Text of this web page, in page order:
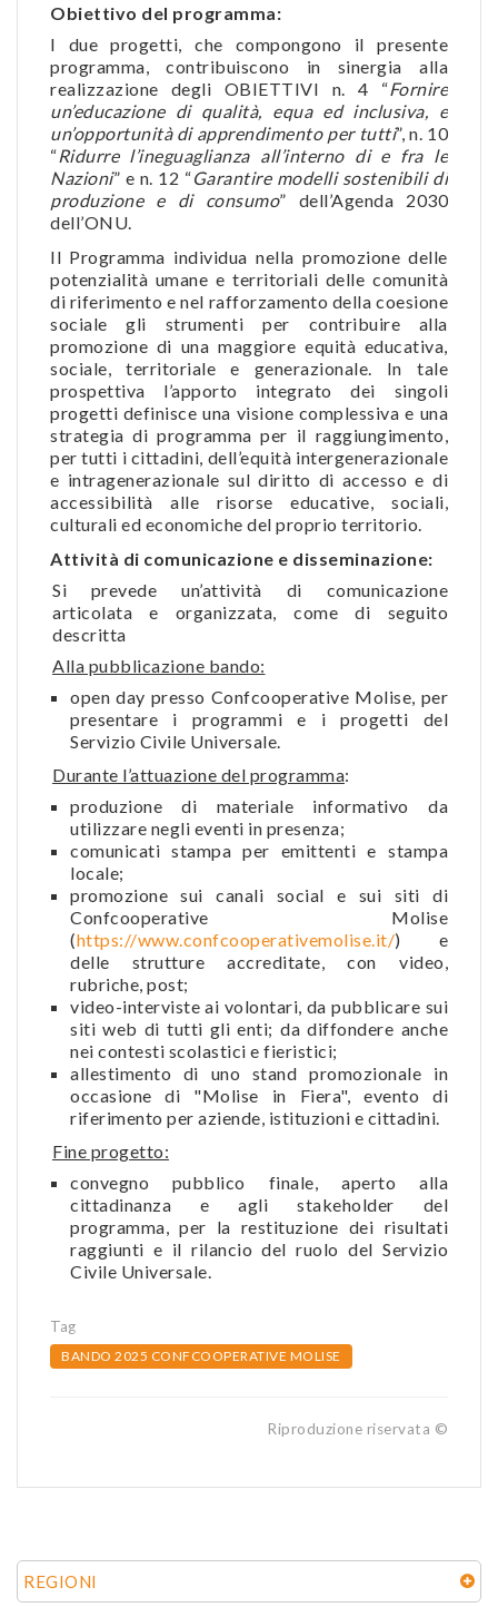
Obiettivo del programma:
I due progetti, che compongono il presente
programma, contribuiscono in sinergia alla
realizzazione degli OBIETTIVI n. 4 “Fornire
un’educazione di qualità, equa ed inclusiva, e
un’opportunità di apprendimento per tutti”, n. 10
“Ridurre l’ineguaglianza all’interno di e fra le
Nazioni” e n. 12 “Garantire modelli sostenibili di
produzione e di consumo” dell’Agenda 2030
dell’ONU.
Il Programma individua nella promozione delle
potenzialità umane e territoriali delle comunità
di riferimento e nel rafforzamento della coesione
sociale gli strumenti per contribuire alla
promozione di una maggiore equità educativa,
sociale, territoriale e generazionale. In tale
prospettiva l’apporto integrato dei singoli
progetti definisce una visione complessiva e una
strategia di programma per il raggiungimento,
per tutti i cittadini, dell’equità intergenerazionale
e intragenerazionale sul diritto di accesso e di
accessibilità alle risorse educative, sociali,
culturali ed economiche del proprio territorio.
Attività di comunicazione e disseminazione:
Si prevede un’attività di comunicazione
articolata e organizzata, come di seguito
descritta
Alla pubblicazione bando:
open day presso Confcooperative Molise, per
presentare i programmi e i progetti del
Servizio Civile Universale.
Durante l’attuazione del programma:
produzione di materiale informativo da
utilizzare negli eventi in presenza;
comunicati stampa per emittenti e stampa
locale;
promozione sui canali social e sui siti di
Confcooperative Molise
(https://www.confcooperativemolise.it/) e
delle strutture accreditate, con video,
rubriche, post;
video-interviste ai volontari, da pubblicare sui
siti web di tutti gli enti; da diffondere anche
nei contesti scolastici e fieristici;
allestimento di uno stand promozionale in
occasione di "Molise in Fiera", evento di
riferimento per aziende, istituzioni e cittadini.
Fine progetto:
convegno pubblico finale, aperto alla
cittadinanza e agli stakeholder del
programma, per la restituzione dei risultati
raggiunti e il rilancio del ruolo del Servizio
Civile Universale.
Tag
BANDO 2025 CONFCOOPERATIVE MOLISE
Riproduzione riservata ©
REGIONI